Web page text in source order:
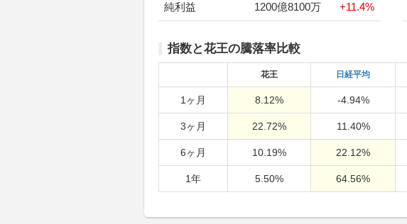
純利益 1200億8100万 +11.4%
指数と花王の騰落率比較
花王 日経平均
1ヶ月 8.12% -4.94%
3ヶ月 22.72% 11.40%
6ヶ月 10.19% 22.12%
1年 5.50% 64.56%